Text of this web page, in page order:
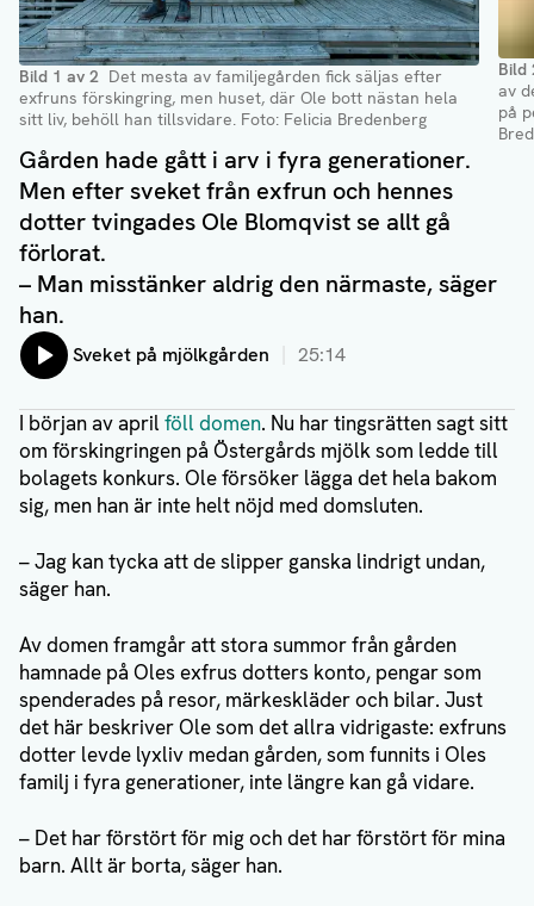
Bild 1 av 2 Det mesta av familjegården fick säljas efter
exfruns förskingring, men huset, där Ole bott nästan hela
sitt liv, behöll han tillsvidare. Foto: Felicia Bredenberg
Bild
av
på
Gården hade gått i arv i fyra generationer.
Men efter sveket från exfrun och hennes
dotter tvingades Ole Blomqvist se allt gå
förlorat.
– Man misstänker aldrig den närmaste, säger
han.
Lyssna på:
Sveket på mjölkgården 25:14
I början av april föll domen. Nu har tingsrätten sagt sitt
om förskingringen på Östergårds mjölk som ledde till
bolagets konkurs. Ole försöker lägga det hela bakom
sig, men han är inte helt nöjd med domsluten.
– Jag kan tycka att de slipper ganska lindrigt undan,
säger han.
Av domen framgår att stora summor från gården
hamnade på Oles exfrus dotters konto, pengar som
spenderades på resor, märkeskläder och bilar. Just
det här beskriver Ole som det allra vidrigaste: exfruns
dotter levde lyxliv medan gården, som funnits i Oles
familj i fyra generationer, inte längre kan gå vidare.
– Det har förstört för mig och det har förstört för mina
barn. Allt är borta, säger han.